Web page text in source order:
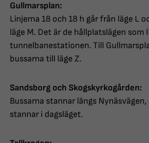
Gullmarsplan:
Linjerna 18 och 18 h går från läge L
läge M. Det är de hållplatslägen som
tunnelbanestationen. Till
bussarna till läge Z.
Sandsborg och Skogskyrkogården:
Bussarna stannar längs
stannar i dagsläget.